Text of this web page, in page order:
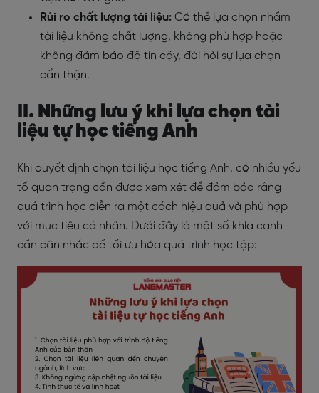
Rủi ro chất lượng tài liệu: Có thể lựa chọn nhầm
tài liệu không chất lượng, không phù hợp hoặc
không đảm bảo độ tin cậy, đòi hỏi sự lựa chọn
cẩn thận.
II. Những lưu ý khi lựa chọn tài
liệu tự học tiếng Anh
Khi quyết định chọn tài liệu học tiếng Anh, có nhiều yếu
tố quan trọng cần được xem xét để đảm bảo rằng
quá trình học diễn ra một cách hiệu quả và phù hợp
với mục tiêu cá nhân. Dưới đây là một số khía cạnh
cần cân nhắc để tối ưu hóa quá trình học tập: